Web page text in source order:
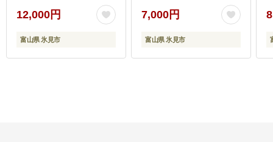
麺 手延べ ご当地 常温保
存 無添加 高級うどん 家
庭用 常備 麺 常温
12,000円
富山県 氷見市
れ端 お得
7,000円
富山県 氷見市